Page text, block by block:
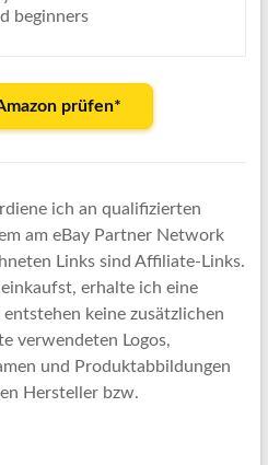
beginners
prüfen*
ich an qualifizierten
am eBay Partner Network
Links sind Affiliate-Links.
erhalte ich eine
keine zusätzlichen
verwendeten Logos,
und Produktabbildungen
Hersteller bzw.